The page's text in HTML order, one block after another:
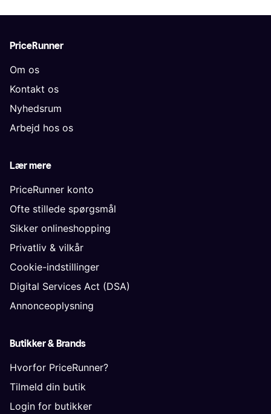
PriceRunner
Om os
Kontakt os
Nyhedsrum
Arbejd hos os
Lær mere
PriceRunner konto
Ofte stillede spørgsmål
Sikker onlineshopping
Privatliv & vilkår
Cookie-indstillinger
Digital Services Act (DSA)
Annonceoplysning
Butikker & Brands
Hvorfor PriceRunner?
Tilmeld din butik
Login for butikker